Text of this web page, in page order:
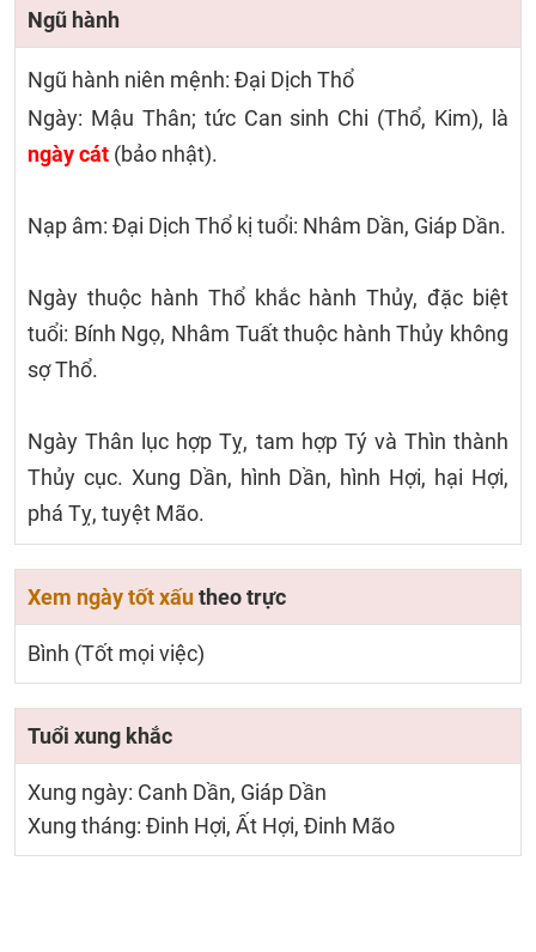
Ngũ hành
Ngũ hành niên mệnh: Đại Dịch Thổ
Ngày: Mậu Thân; tức Can sinh Chi (Thổ, Kim), là
ngày cát (bảo nhật).
Nạp âm: Đại Dịch Thổ kị tuổi: Nhâm Dần, Giáp Dần.
Ngày thuộc hành Thổ khắc hành Thủy, đặc biệt
tuổi: Bính Ngọ, Nhâm Tuất thuộc hành Thủy không
sợ Thổ.
Ngày Thân lục hợp Tỵ, tam hợp Tý và Thìn thành
Thủy cục. Xung Dần, hình Dần, hình Hợi, hại Hợi,
phá Tỵ, tuyệt Mão.
Xem ngày tốt xấutheo trực
Bình (Tốt mọi việc)
Tuổi xung khắc
Xung ngày: Canh Dần, Giáp Dần
Xung tháng: Đinh Hợi, Ất Hợi, Đinh Mão